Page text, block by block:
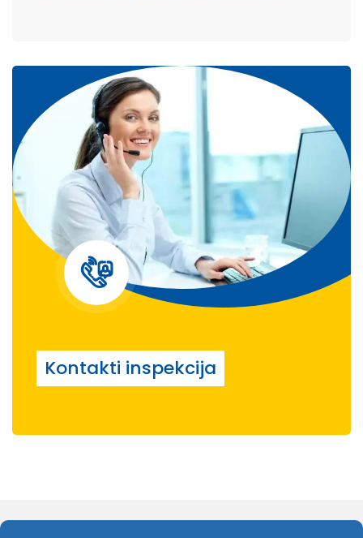
Kontakti inspekcija